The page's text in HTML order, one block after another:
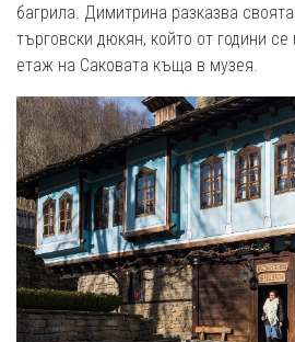
багрила. Димитрина разказва
търговски дюкян, който от години
етаж на Саковата къща в музея.